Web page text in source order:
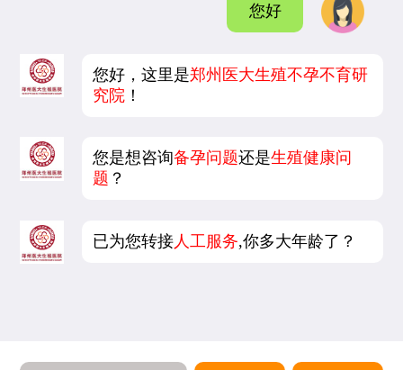
您好
您好，这里是郑州医大生殖不孕不育研
究院 ！
您是想咨询备孕问题还是生殖健康问
题 ？
已为您转接 人工服务,你多大年龄了？